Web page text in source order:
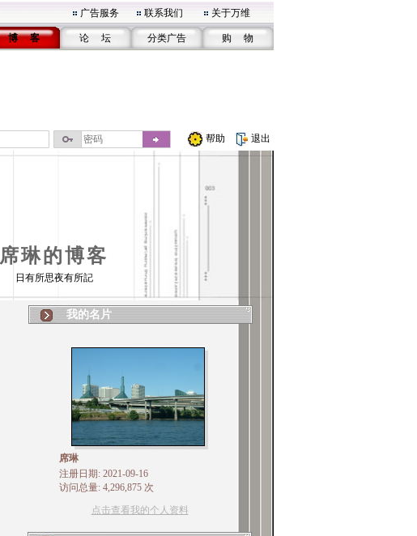
广告服务 联系我们 关于万维
博 客 论 坛 分类广告 购 物
帮助 退出
席琳的博客
日有所思夜有所記
我的名片
席琳
注册日期: 2021-09-16
访问总量: 4,296,875 次
点击查看我的个人资料